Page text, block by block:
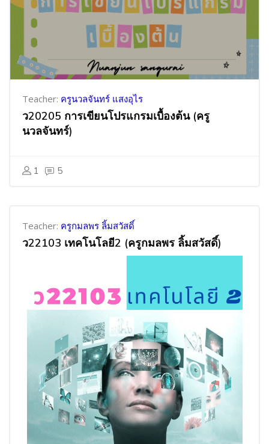
Teacher: ครูนวลจันทร์ แสงอุไร
ว20205 การเขียนโปรแกรมเบื้องต้น (ครู
นวลจันทร์)
1 5
Teacher: ครูกมลพร ลิ้มสวัสดิ์
ว22103 เทคโนโลยี2 (ครูกมลพร ลิ้มสวัสดิ์)